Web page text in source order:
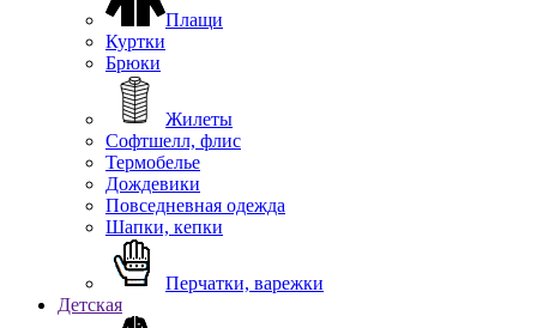
Плащи
Куртки
Брюки
Жилеты
Софтшелл, флис
Термобелье
Дождевики
Повседневная одежда
Шапки, кепки
Перчатки, варежки
Детская